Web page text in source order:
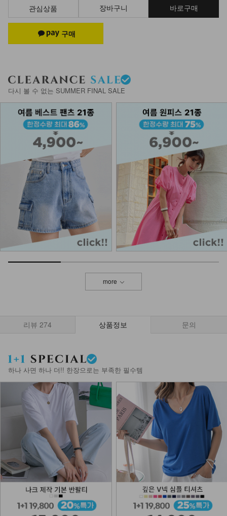
관심상품 장바구니 바로구매
다시 볼 수 없는 SUMMER FINAL SALE
more
리뷰 274 상품정보 문의
하나 사면 하나 더!! 한장으로는 부족한 필수템